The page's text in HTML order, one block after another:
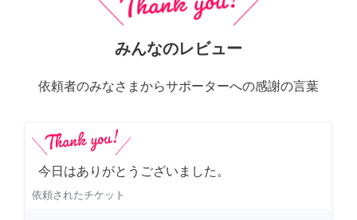
みんなのレビュー
依頼者のみなさまからサポーターへの感謝の言葉
今日はありがとうございました。
依頼されたチケット